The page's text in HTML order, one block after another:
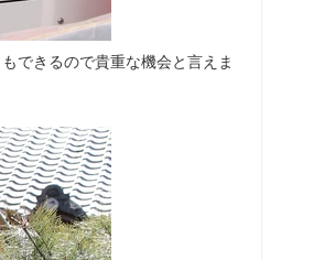
できるので貴重な機会と言えま